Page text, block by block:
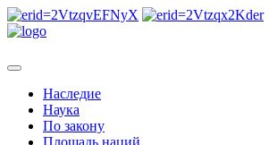
Наследие
Наука
По закону
Площадь наций